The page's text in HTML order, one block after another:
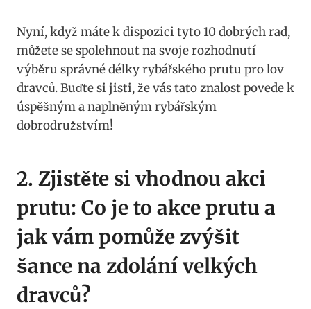
Nyní, když máte ⁤k⁤ dispozici‌ tyto ​10 dobrých rad,
můžete se‌ spolehnout na ‌svoje rozhodnutí
výběru správné délky rybářského prutu ​pro lov
‌dravců. Buďte si jisti, že‌ vás⁣ tato znalost povede k
úspěšným a naplněným ⁣rybářským
⁣dobrodružstvím!
2. Zjistěte si ​vhodnou akci
⁢prutu: ⁤Co je⁢ to akce prutu a
jak vám pomůže zvýšit
šance na zdolání velkých
dravců?